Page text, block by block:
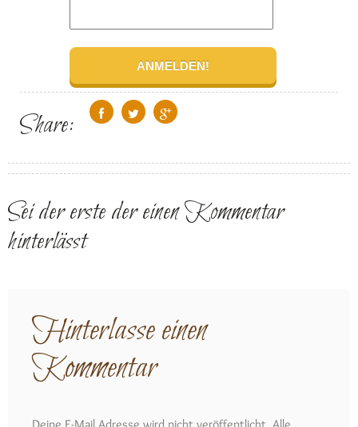
Share:
Sei der erste der einen Kommentar
hinterlässt
Hinterlasse einen
Kommentar